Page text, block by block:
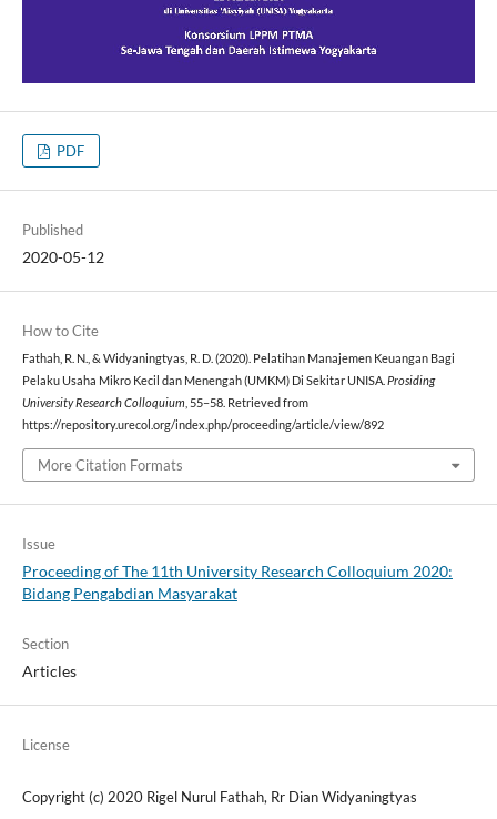
PDF
Published
2020-05-12
How to Cite
Fathah, R. N., & Widyaningtyas, R. D. (2020). Pelatihan Manajemen Keuangan Bagi
Pelaku Usaha Mikro Kecil dan Menengah (UMKM) Di Sekitar UNISA. Prosiding
University Research Colloquium , 55–58. Retrieved from
https://repository.urecol.org/index.php/proceeding/article/view/892
More Citation Formats
Issue
Proceeding of The 11th University Research Colloquium 2020:
Bidang Pengabdian Masyarakat
Section
Articles
License
Copyright (c) 2020 Rigel Nurul Fathah, Rr Dian Widyaningtyas